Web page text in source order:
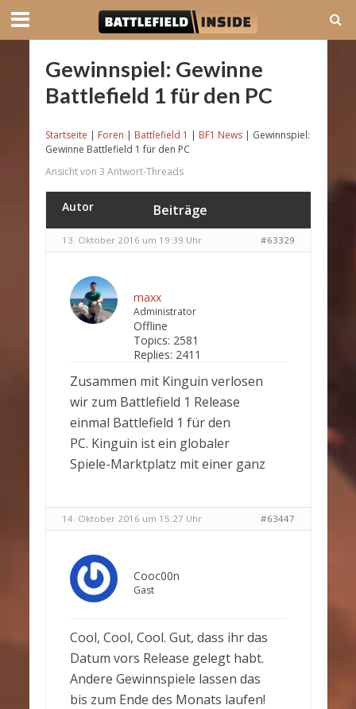
Gewinnspiel: Gewinne
Battlefield 1 für den PC
Startseite | Foren | Battlefield 1 | BF1 News | Gewinnspiel:
Gewinne Battlefield 1 für den PC
Ansicht von 3 Antwort-Threads
Autor Beiträge
13. Oktober 2016 um 19:39 Uhr #63329
maxx
Administrator
Offline
Topics: 2581
Replies: 2411
Zusammen mit Kinguin verlosen
wir zum Battlefield 1 Release
einmal Battlefield 1 für den
PC. Kinguin ist ein globaler
Spiele-Marktplatz mit einer ganz
14. Oktober 2016 um 15:27 Uhr #63447
Cooc00n
Gast
Cool, Cool, Cool. Gut, dass ihr das
Datum vors Release gelegt habt.
Andere Gewinnspiele lassen das
bis zum Ende des Monats laufen!